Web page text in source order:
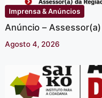
Imprensa & Anúncios
Anúncio –
Agosto 4, 2026